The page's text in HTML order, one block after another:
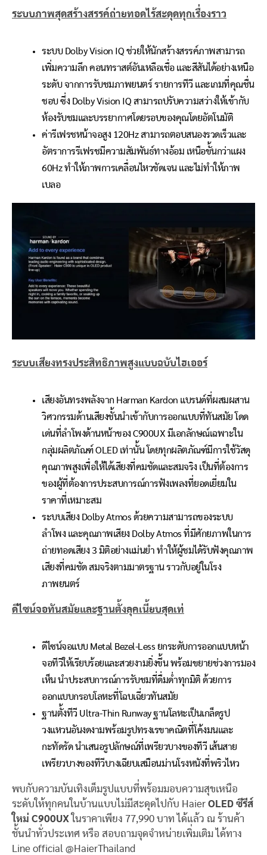
ระบบภาพสุดสร้างสรรค์ถ่ายทอดไร้สะดุดทุกเรื่องราว
ระบบ Dolby Vision IQ ช่วยให้นักสร้างสรรค์ภาพสามารถ
เพิ่มความลึก คอนทราสต์อันเหลือเชื่อ และสีสันได้อย่างเหนือ
ระดับ จากการรับชมภาพยนตร์ รายการทีวี และเกมที่คุณชื่น
ชอบ ซึ่ง Dolby Vision IQ สามารถปรับความสว่างให้เข้ากับ
ห้องรับชมและบรรยากาศโดยรอบของคุณโดยอัตโนมัติ
ค่ารีเฟรชหน้าจอสูง 120Hz สามารถตอบสนองรวดเร็วและ
อัตราการรีเฟรชมีความสัมพันธ์ทางอ้อม เหนือขั้นกว่าแผง
60Hz ทำให้ภาพการเคลื่อนไหวชัดเจน และไม่ทำให้ภาพ
เบลอ
ระบบเสียงทรงประสิทธิภาพสูงแบบฉบับไฮเออร์
เสียงอันทรงพลังจาก Harman Kardon แบรนด์ที่ผสมผสาน
วิศวกรรมด้านเสียงชั้นนำเข้ากับการออกแบบที่ทันสมัย โดด
เด่นที่ลำโพงด้านหน้าของ C900UX มีเอกลักษณ์เฉพาะใน
กลุ่มผลิตภัณฑ์ OLED เท่านั้น โดยทุกผลิตภัณฑ์มีการใช้วัสดุ
คุณภาพสูงเพื่อให้ได้เสียงที่คมชัดและสมจริง เป็นที่ต้องการ
ของผู้ที่ต้องการประสบการณ์การฟังเพลงที่ยอดเยี่ยมใน
ราคาที่เหมาะสม
ระบบเสียง Dolby Atmos ด้วยความสามารถของระบบ
ลำโพง และคุณภาพเสียง Dolby Atmos ที่มีศักยภาพในการ
ถ่ายทอดเสียง 3 มิติอย่างแม่นยำ ทำให้ผู้ชมได้รับฟังคุณภาพ
เสียงที่คมชัด สมจริงตามมาตรฐาน ราวกับอยู่ในโรง
ภาพยนตร์
ดีไซน์จอทันสมัยและฐานตั้งลุคเนี้ยบสุดเท่
ดีไซน์จอแบบ Metal Bezel-Less ยกระดับการออกแบบหน้า
จอทีวีให้เรียบร้อยและสวยงามยิ่งขึ้น พร้อมขยายช่วงการมอง
เห็น นำประสบการณ์การรับชมที่ดื่มด่ำทุกมิติ ด้วยการ
ออกแบบกรอบโลหะที่โฉบเฉี่ยวทันสมัย
ฐานตั้งทีวี Ultra-Thin Runway ฐานโลหะเป็นเกล็ดรูป
วงแหวนอันงดงามพร้อมรูปทรงเรขาคณิตที่โค้งมนและ
กะทัดรัด นำเสนอรูปลักษณ์ที่เพรียวบางของทีวี เส้นสาย
เพรียวบางของทีวีบางเฉียบเสมือนม่านโรงหนังที่พริวไหว
พบกับความบันเทิงเต็มรูปแบบที่พร้อมมอบความสุขเหนือ
ระดับให้ทุกคนในบ้านแบบไม่มีสะดุดไปกับ Haier OLED ซีรีส์
ใหม่ C900UX ในราคาเพียง 77,990 บาท ได้แล้ว ณ ร้านค้า
ชั้นนำทั่วประเทศ หรือ สอบถามจุดจำหน่ายเพิ่มเติม ได้ทาง
Line official @HaierThailand